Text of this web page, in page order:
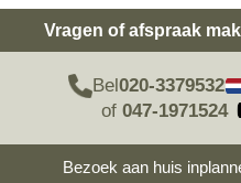
Vragen of afspraak
Bel020-3379532
of 047-1971524
Bezoek aan huis